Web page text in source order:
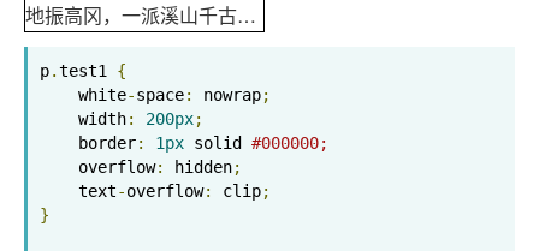
地振高冈，一派溪山千古秀；门朝大海，三合河水万年流
p.test1 {
    white
-space: nowrap;
    width
: 200px;
    border
: 1px solid #000000;
    overflow
: hidden;
    text
-overflow: clip;
}